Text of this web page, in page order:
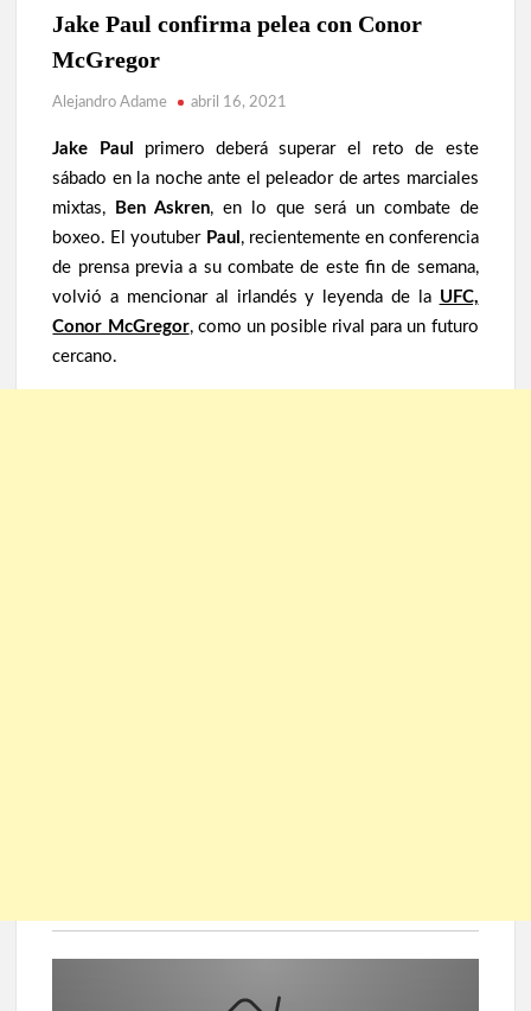
MMA
NOTICIAS
Jake Paul confirma pelea con Conor
McGregor
Alejandro Adame abril 16, 2021
Jake Paul
primero deberá superar el reto de este
sábado en la noche ante el peleador de artes marciales
mixtas,
Ben Askren, en lo que será un combate de
boxeo. El youtuber Paul , recientemente en conferencia
de prensa previa a su combate de este fin de semana,
volvió a mencionar al irlandés y leyenda de la UFC,
Conor McGregor, como un posible rival para un futuro
cercano.